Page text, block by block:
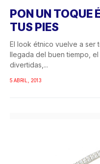
PON UN TOQUE
TUS PIES
El look étnico vuelve a ser
llegada del buen tiempo,
divertidas,...
5 ABRIL, 2013